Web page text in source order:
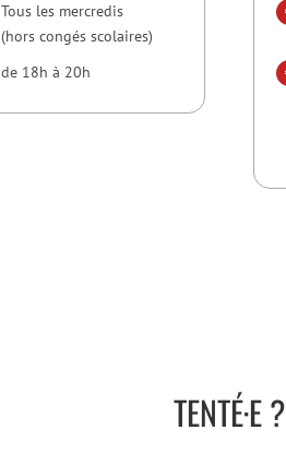
Tous les mercredis
(hors congés scolaires)
de 18h à 20h
TENTÉ·E ?